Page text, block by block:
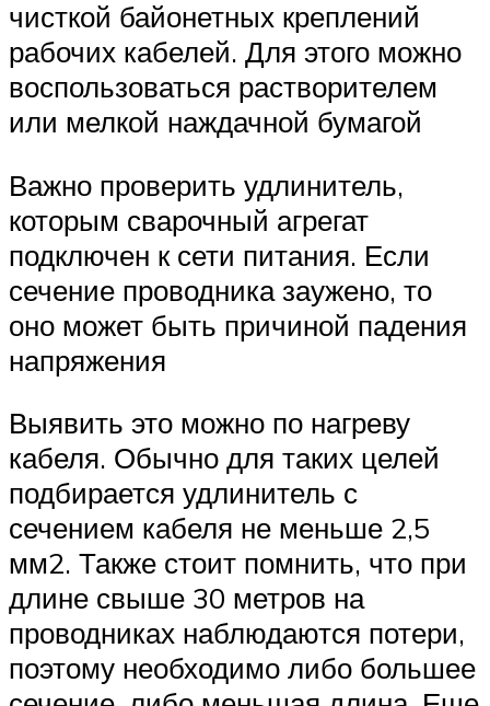
чисткой байонетных креплений
рабочих кабелей. Для этого можно
воспользоваться растворителем
или мелкой наждачной бумагой
Важно проверить удлинитель,
которым сварочный агрегат
подключен к сети питания. Если
сечение проводника заужено, то
оно может быть причиной падения
напряжения
Выявить это можно по нагреву
кабеля. Обычно для таких целей
подбирается удлинитель с
сечением кабеля не меньше 2,5
мм2. Также стоит помнить, что при
длине свыше 30 метров на
проводниках наблюдаются потери,
поэтому необходимо либо большее